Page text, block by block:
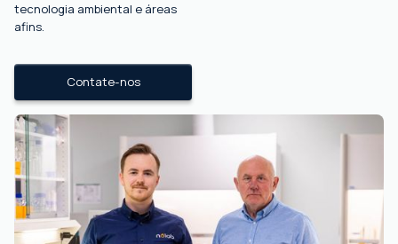
tecnologia ambiental e áreas
afins.
Contate-nos